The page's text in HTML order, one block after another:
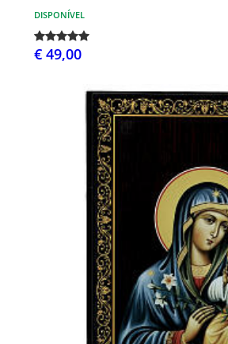
DISPONÍVEL
€ 49,00